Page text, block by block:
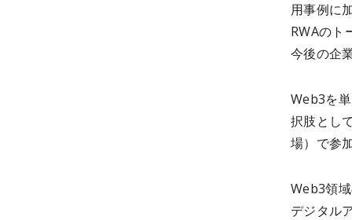
用事例に
RWAのト
今後の企
Web3を
択肢とし
場）で参
Web3領
デジタル